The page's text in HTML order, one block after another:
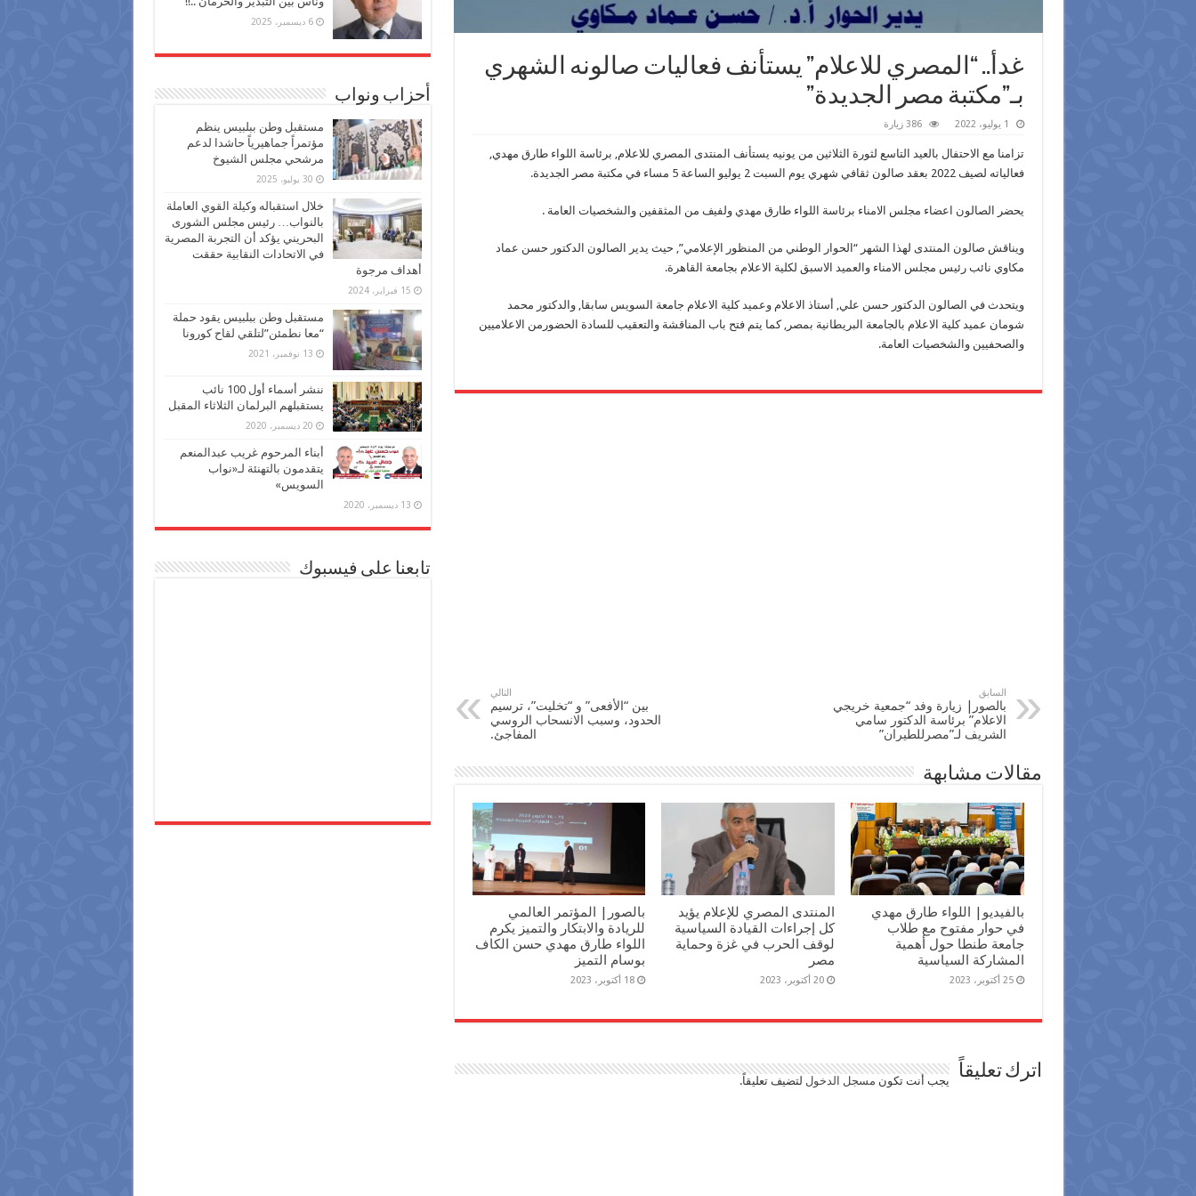
غدأ.. “المصري للاعلام” يستأنف فعاليات صالونه الشهري
بـ”مكتبة مصر الجديدة”
1 يوليو، 2022 386 زيارة
تزامنا مع الاحتفال بالعيد التاسع لثورة الثلاثين من يونيه يستأنف المنتدى المصري للاعلام, برئاسة اللواء طارق مهدي,
فعالياته لصيف 2022 بعقد صالون ثقافي شهري يوم السبت 2 يوليو الساعة 5 مساء في مكتبة مصر الجديدة.
يحضر الصالون اعضاء مجلس الامناء برئاسة اللواء طارق مهدي ولفيف من المثقفين والشخصيات العامة .
ويناقش صالون المنتدى لهذا الشهر “الحوار الوطني من المنظور الإعلامي”, حيث يدير الصالون الدكتور حسن عماد
مكاوي نائب رئيس مجلس الامناء والعميد الاسبق لكلية الاعلام بجامعة القاهرة.
ويتحدث في الصالون الدكتور حسن علي, أستاذ الاعلام وعميد كلية الاعلام جامعة السويس سابقا, والدكتور محمد
شومان عميد كلية الاعلام بالجامعة البريطانية بمصر, كما يتم فتح باب المناقشة والتعقيب للسادة الحضورمن الاعلاميين
والصحفيين والشخصيات العامة.
السابق
بالصور| زيارة وفد “جمعية خريجي
الاعلام” برئاسة الدكتور سامي
الشريف لـ”مصرللطيران”
التالي
بين “الأفعى” و “تخليت”، ترسيم
الحدود، وسبب الانسحاب الروسي
المفاجئ.
مقالات مشابهة
بالفيديو| اللواء طارق مهدي
في حوار مفتوح مع طلاب
جامعة طنطا حول أهمية
المشاركة السياسية
25 أكتوبر، 2023
المنتدى المصري للإعلام يؤيد
كل إجراءات القيادة السياسية
لوقف الحرب في غزة وحماية
مصر
20 أكتوبر، 2023
بالصور| المؤتمر العالمي
للريادة والابتكار والتميز يكرم
اللواء طارق مهدي حسن الكاف
بوسام التميز
18 أكتوبر، 2023
اترك تعليقاً يجب أنت تكون مسجل الدخول لتضيف تعليقاً.
6 ديسمبر، 2025
أحزاب ونواب
مستقبل وطن ببلبيس ينظم
مؤتمراً جماهيرياً حاشدا لدعم
مرشحي مجلس الشيوخ
30 يوليو، 2025
خلال استقباله وكيلة القوي العاملة
بالنواب… رئيس مجلس الشورى
البحريني يؤكد أن التجربة المصرية
في الاتحادات النقابية حققت
أهداف مرجوة
15 فبراير، 2024
مستقبل وطن ببلبيس يقود حملة
“معا نطمئن”لتلقي لقاح كورونا
13 نوفمبر، 2021
ننشر أسماء أول 100 نائب
يستقبلهم البرلمان الثلاثاء المقبل
20 ديسمبر، 2020
أبناء المرحوم غريب عبدالمنعم
يتقدمون بالتهنئة لـ«نواب
السويس»
13 ديسمبر، 2020
تابعنا على فيسبوك